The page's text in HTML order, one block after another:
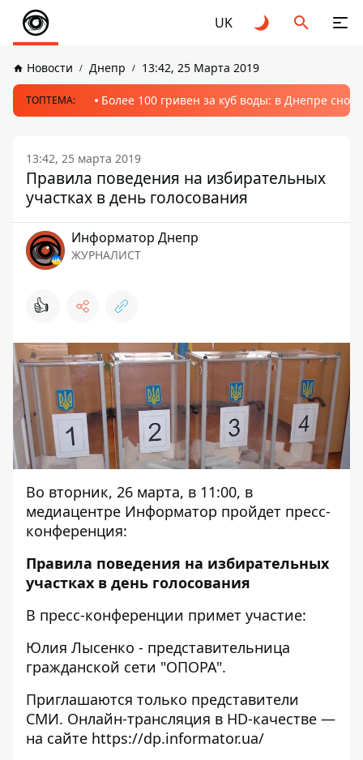
UK
Новости Днепр 13:42, 25 Марта 2019
ТОПТЕМА: Более 100 гривен за куб воды: в Днепре
13:42, 25 марта 2019
Правила поведения на избирательных
участках в день голосования
Информатор Днепр
ЖУРНАЛИСТ
👍
Во вторник, 26 марта, в 11:00, в
медиацентре Информатор пройдет пресс-
конференция:
Правила поведения на избирательных
участках в день голосования
В пресс-конференции примет участие:
Юлия Лысенко - представительница
гражданской сети "ОПОРА".
Приглашаются только представители
СМИ. Онлайн-трансляция в HD-качестве —
на сайте https://dp.informator.ua/